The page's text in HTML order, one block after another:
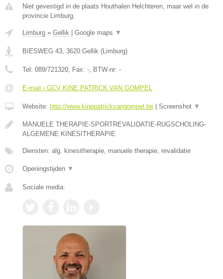
Niet gevestigd in de plaats Houthalen Helchteren, maar wel in de
provincie Limburg.
Limburg » Gellik Google maps ▼
BIESWEG 43, 3620 Gellik (Limburg)
Tel: 089/721320, Fax: -, BTW-nr: -
E-mail › GCV KINE PATRICK VAN GOMPEL
Website: http://www.kinepatrickvangompel.be Screenshot ▼
MANUELE THERAPIE-SPORTREVALIDATIE-RUGSCHOLING-
ALGEMENE KINESITHERAPIE
Diensten: alg. kinesitherapie, manuele therapie, revalidatie
Openingstijden ▼
Sociale media: